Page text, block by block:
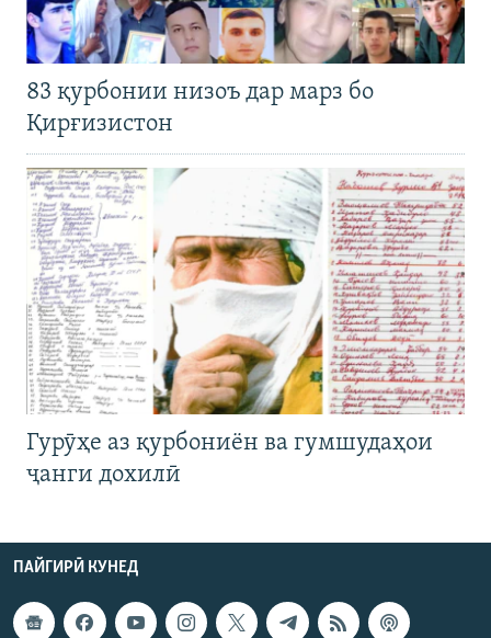
83 қурбонии низоъ дар марз бо
Қирғизистон
Гурӯҳе аз қурбониён ва гумшудаҳои
ҷанги дохилӣ
ПАЙГИРӢ КУНЕД